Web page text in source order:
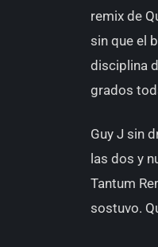
remix de
sin que el
disciplina
grados
Guy J sin
las dos y
Tantum
sostuvo.